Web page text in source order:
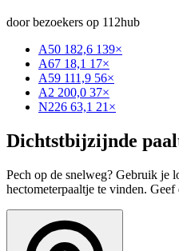
door bezoekers op 112hub
A50 182,6 139×
A67 18,1 17×
A59 111,9 56×
A2 200,0 37×
N226 63,1 21×
Dichtstbijzijnde
Pech op de snelweg? Gebruik je
hectometerpaaltje te vinden.